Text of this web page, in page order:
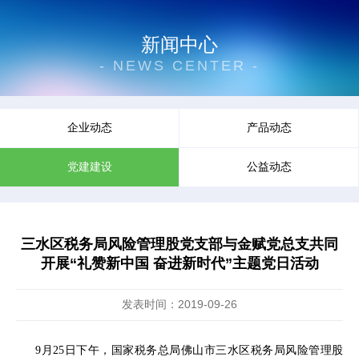
新闻中心
- NEWS CENTER -
企业动态 产品动态
党建建设 公益动态
三水区税务局风险管理股党支部与金赋党总支共同
开展“礼赞新中国 奋进新时代”主题党日活动
发表时间：2019-09-26
9月25日下午，国家税务总局佛山市三水区税务局风险管理股